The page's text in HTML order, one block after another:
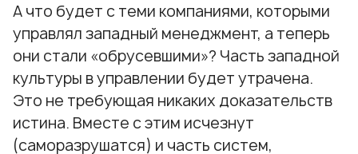
А что будет с теми компаниями, которыми
управлял западный менеджмент, а теперь
они стали «обрусевшими»? Часть западной
культуры в управлении будет утрачена.
Это не требующая никаких доказательств
истина. Вместе с этим исчезнут
(саморазрушатся) и часть систем,